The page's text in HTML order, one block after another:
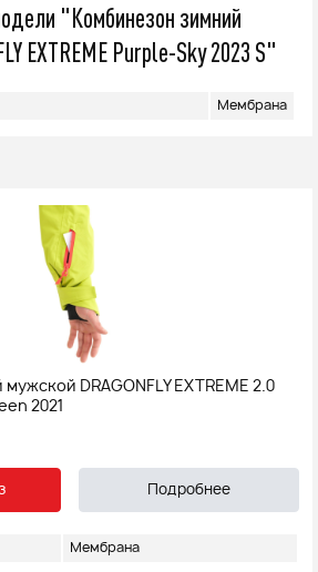
"Комбинезон зимний
EXTREME Purple-Sky 2023 S"
Мембрана
DRAGONFLY EXTREME 2.0
2021
Подробнее
Мембрана